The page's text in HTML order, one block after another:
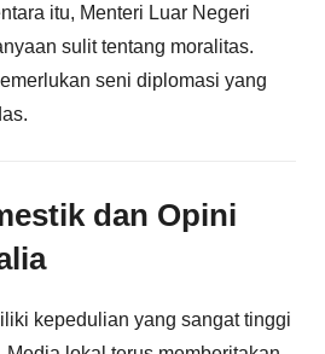
itu, Menteri Luar Negeri
sulit tentang moralitas.
seni diplomasi yang
dan Opini
kepedulian yang sangat tinggi